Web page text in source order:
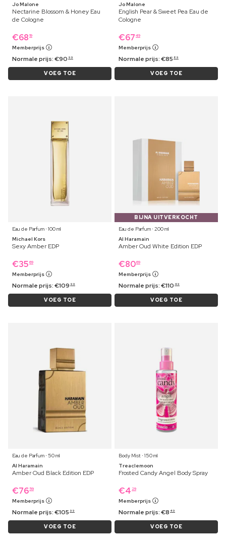
Jo Malone
Nectarine Blossom & Honey Eau
de Cologne
€68 19
Memberprijs
Normale prijs:€90 99
VOEG TOE
Jo Malone
English Pear & Sweet Pea Eau de
Cologne
€67 49
Memberprijs
Normale prijs:€85 89
VOEG TOE
Eau de Parfum ⋅ 100 ml
Michael Kors
Sexy Amber EDP
€35 69
Memberprijs
Normale prijs:€109 99
VOEG TOE
BIJNA UITVERKOCHT
Eau de Parfum ⋅ 200 ml
Al Haramain
Amber Oud White Edition EDP
€8069
Memberprijs
Normale prijs:€110 49
VOEG TOE
Eau de Parfum ⋅ 50 ml
Al Haramain
Amber Oud Black Edition EDP
€76 59
Memberprijs
Normale prijs:€105 99
VOEG TOE
Body Mist ⋅ 150 ml
Treaclemoon
Frosted Candy Angel Body Spray
€4 29
Memberprijs
Normale prijs:€8 49
VOEG TOE